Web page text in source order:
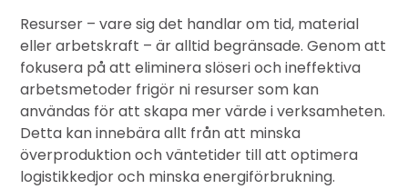
Resurser – vare sig det handlar om tid, material
eller arbetskraft – är alltid begränsade. Genom att
fokusera på att eliminera slöseri och ineffektiva
arbetsmetoder frigör ni resurser som kan
användas för att skapa mer värde i verksamheten.
Detta kan innebära allt från att minska
överproduktion och väntetider till att optimera
logistikkedjor och minska energiförbrukning.